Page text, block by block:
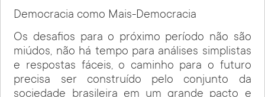
Democracia como Mais-Democracia
Os desafios para o próximo período não são
miúdos, não há tempo para análises simplistas
e respostas fáceis, o caminho para o futuro
precisa ser construído pelo conjunto da